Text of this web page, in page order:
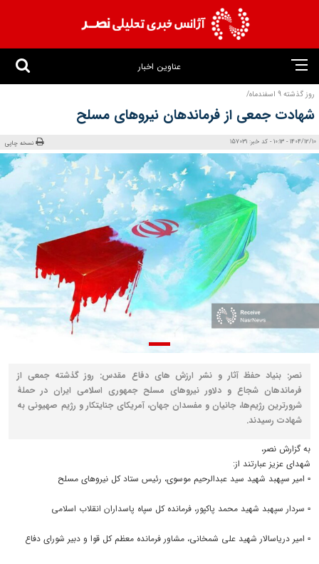
عناوین اخبار
روز گذشته 9 اسفندماه/
شهادت جمعی از فرماندهان نیروهای مسلح
1404/12/10 - 10:13 - کد خبر: 157031 نسخه چاپی
نصر: بنياد حفظ آثار و نشر ارزش های دفاع مقدس: روز گذشته جمعی از
فرماندهان شجاع و دلاور نیروهای مسلح جمهوری اسلامی ایران در حملۀ
شرورترین رژیم‌ها، جانیان و مفسدان جهان، آمریکای جنایتکار و رژیم صهیونی به
شهادت رسیدند.
به گزارش نصر،
شهدای عزیز عبارتند از:
▫️ امیر سپهبد شهید سید عبدالرحیم موسوی، رئیس ستاد کل نیروهای مسلح
▫️ سردار سپهبد شهید محمد پاکپور، فرمانده کل سپاه پاسداران انقلاب اسلامی
▫️ امیر دریاسالار شهید علی شمخانی، مشاور فرمانده معظم کل قوا و دبیر شورای دفاع